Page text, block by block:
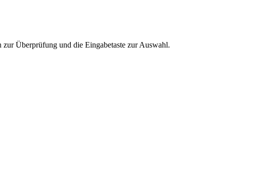
Überprüfung und die Eingabetaste zur Auswahl.